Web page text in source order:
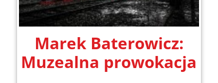
Marek Baterowicz:
Muzealna prowokacja